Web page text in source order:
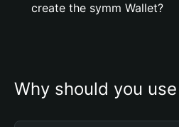
create the symm Wallet?
Why should you